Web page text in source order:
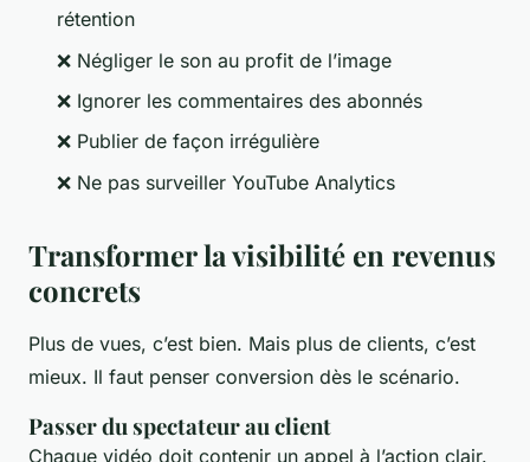
rétention
❌ Négliger le son au profit de l’image
❌ Ignorer les commentaires des abonnés
❌ Publier de façon irrégulière
❌ Ne pas surveiller YouTube Analytics
Transformer la visibilité en revenus
concrets
Plus de vues, c’est bien. Mais plus de clients, c’est
mieux. Il faut penser conversion dès le scénario.
Passer du spectateur au client
Chaque vidéo doit contenir un appel à l’action clair.